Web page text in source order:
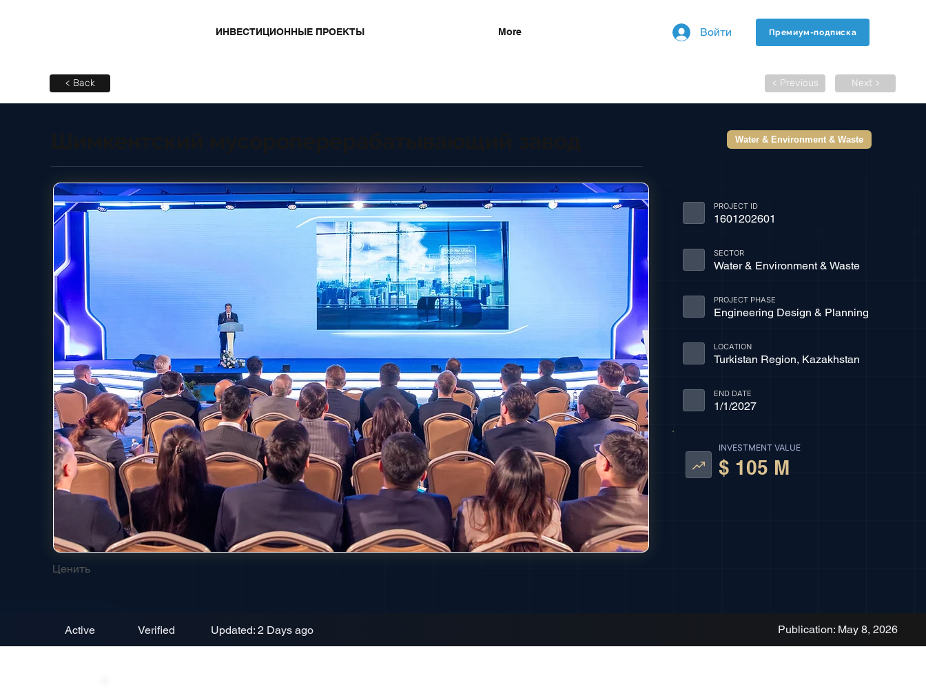
ИНВЕСТИЦИОННЫЕ ПРОЕКТЫ More Войти Премиум-подписка
< Back < Previous Next >
Water & Environment & Waste
Ценить
PROJECT ID
1601202601
SECTOR
Water & Environment & Waste
PROJECT PHASE
Engineering Design & Planning
LOCATION
Turkistan Region, Kazakhstan
END DATE
1/1/2027
INVESTMENT VALUE
$ 105 M
Active Verified Updated: 2 Days ago Publication: May 8, 2026